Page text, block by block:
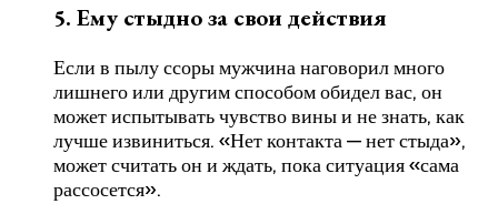
5. Ему стыдно за свои действия
Если в пылу ссоры мужчина наговорил много
лишнего или другим способом обидел вас, он
может испытывать чувство вины и не знать, как
лучше извиниться. «Нет контакта — нет стыда»,
может считать он и ждать, пока ситуация «сама
рассосется».